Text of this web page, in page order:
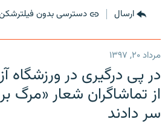
ارسال دسترسی بدون
مرداد ۲۰, ۱۳۹۷
در پی درگیری در ورزشگاه
از تماشاگران شعار «مرگ بر
سر دادند